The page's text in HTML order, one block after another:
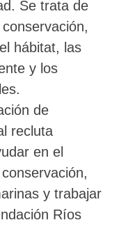
Se trata de
hábitat, las
y los
de
recluta
en el
y trabajar
Ríos